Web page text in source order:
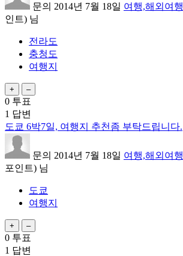
문의 2014년 7월 18일 여행,해외여행
인트) 님
전라도
충청도
여행지
0 투표
1 답변
도쿄 6박7일, 여행지 추천좀 부탁드립니다.
문의 2014년 7월 18일 여행,해외여행
포인트) 님
도쿄
여행지
0 투표
1 답변